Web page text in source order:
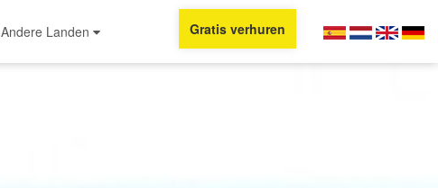
Andere Landen Gratis verhuren